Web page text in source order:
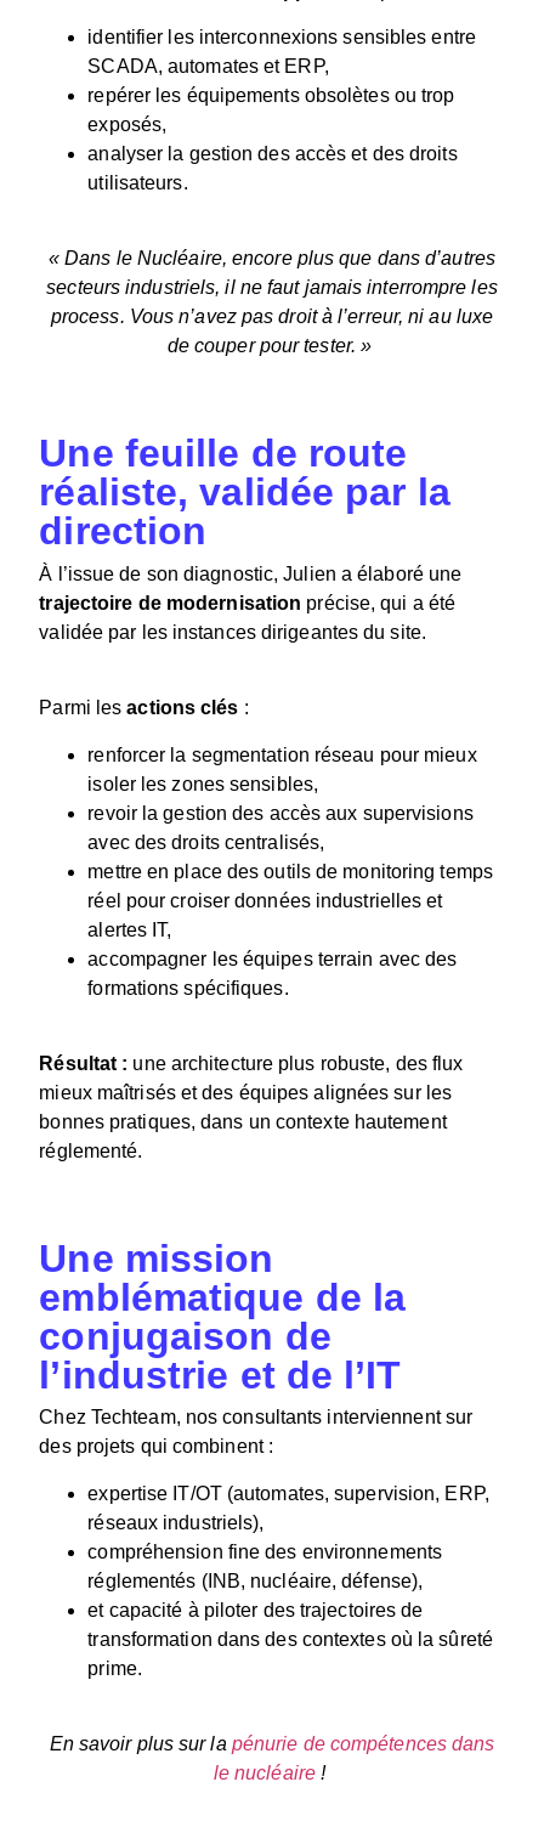
identifier les interconnexions sensibles entre
SCADA, automates et ERP,
repérer les équipements obsolètes ou trop
exposés,
analyser la gestion des accès et des droits
utilisateurs.
« Dans le Nucléaire, encore plus que dans d’autres
secteurs industriels, il ne faut jamais interrompre les
process. Vous n’avez pas droit à l’erreur, ni au luxe
de couper pour tester. »
Une feuille de route
réaliste, validée par la
direction
À l’issue de son diagnostic, Julien a élaboré une
trajectoire de modernisation précise, qui a été
validée par les instances dirigeantes du site.
Parmi lesactions clés :
renforcer la segmentation réseau pour mieux
isoler les zones sensibles,
revoir la gestion des accès aux supervisions
avec des droits centralisés,
mettre en place des outils de monitoring temps
réel pour croiser données industrielles et
alertes IT,
accompagner les équipes terrain avec des
formations spécifiques.
Résultat : une architecture plus robuste, des flux
mieux maîtrisés et des équipes alignées sur les
bonnes pratiques, dans un contexte hautement
réglementé.
Une mission
emblématique de la
conjugaison de
l’industrie et de l’IT
Chez Techteam, nos consultants interviennent sur
des projets qui combinent :
expertise IT/OT (automates, supervision, ERP,
réseaux industriels),
compréhension fine des environnements
réglementés (INB, nucléaire, défense),
et capacité à piloter des trajectoires de
transformation dans des contextes où la sûreté
prime.
En savoir plus sur la pénurie de compétences dans
le nucléaire!